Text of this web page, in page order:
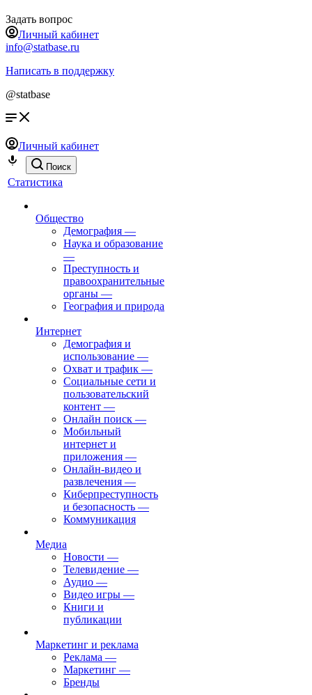
Задать вопрос
Личный кабинет
info@statbase.ru
Написать в поддержку
@statbase
Личный кабинет
Поиск
Статистика
Общество
Демография —
Наука и образование
—
Преступность и
правоохранительные
органы —
География и природа
Интернет
Демография и
использование —
Охват и трафик —
Социальные сети и
пользовательский
контент —
Онлайн поиск —
Мобильный
интернет и
приложения —
Онлайн-видео и
развлечения —
Киберпреступность
и безопасность —
Коммуникация
Медиа
Новости —
Телевидение —
Аудио —
Видео игры —
Книги и
публикации
Маркетинг и реклама
Реклама —
Маркетинг —
Бренды